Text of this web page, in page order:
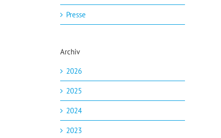
Presse
Archiv
2026
2025
2024
2023